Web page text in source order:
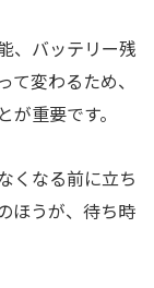
、バッテリー残
変わるため、
重要です。
くなる前に立ち
ほうが、待ち時